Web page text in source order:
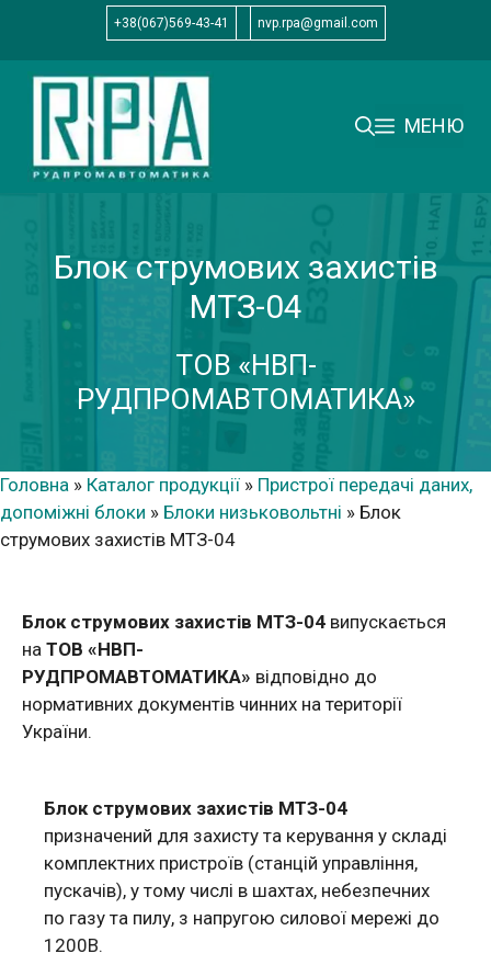
вмісту
+38(067)569-43-41 nvp.rpa@gmail.com
МЕНЮ
Блок струмових захистів
МТЗ-04
ТОВ «НВП-
РУДПРОМАВТОМАТИКА»
Головна » Каталог продукції » Пристрої передачі даних,
допоміжні блоки » Блоки низьковольтні » Блок
струмових захистів МТЗ-04
Блок струмових захистів МТЗ-04 випускається
на ТОВ «НВП-
РУДПРОМАВТОМАТИКА» відповідно до
нормативних документів чинних на території
України.
Блок струмових захистів МТЗ-04
призначений для захисту та керування у складі
комплектних пристроїв (станцій управління,
пускачів), у тому числі в шахтах, небезпечних
по газу та пилу, з напругою силової мережі до
1200В.